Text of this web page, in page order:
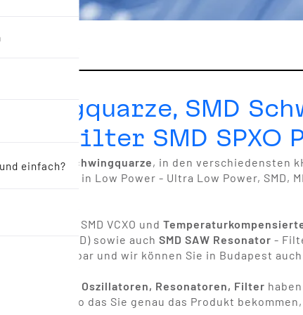
einfach?
SMD
Filter SMD SPXO
Schwingquarze, in den verschiedensten
in Low Power - Ultra Low Power, SMD,
- SMD VCXO und
(SMD) sowie auch SMD SAW Resonator -
lange lieferbar und wir können Sie in Budapest
Oszillatoren, Resonatoren, Filter
genauer, so das Sie genau das Produkt